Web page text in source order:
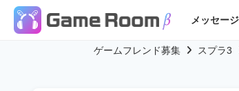
メッセージ
ゲームフレンド募集 スプラ3